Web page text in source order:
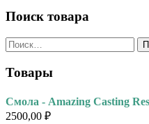
Поиск товара
Найти:
Товары
Смола - Amazing Casting
2500,00 ₽